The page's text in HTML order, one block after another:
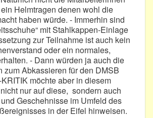
Helmtragen denen wohl die
haben würde. - Immerhin sind
mit Stahlkappen-Einlage
zur Teilnahme ist auch kein
oder ein normales,
- Dann würden ja auch die
zum Abkassieren für den DMSB
möchte aber in diesem
nur auf diese, sondern auch
Geschehnisse im Umfeld des
in der Eifel hinweisen.